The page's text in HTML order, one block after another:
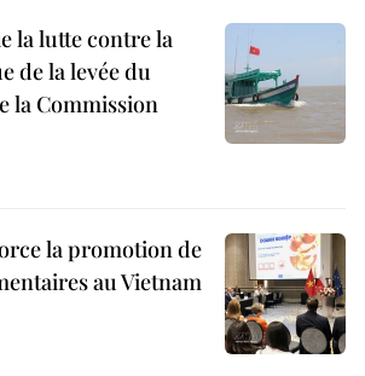
la lutte contre la
de la levée du
la Commission
la promotion de
au Vietnam